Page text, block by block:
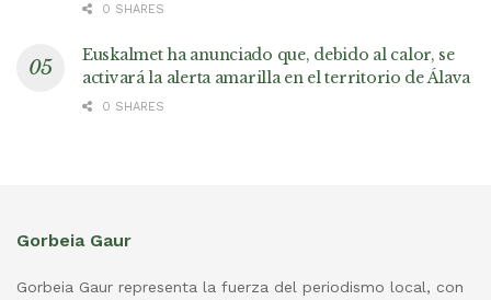
0 SHARES
Euskalmet ha anunciado que, debido al calor, se
activará la alerta amarilla en el territorio de Álava
0 SHARES
Gorbeia Gaur
Gorbeia Gaur representa la fuerza del periodismo local, con